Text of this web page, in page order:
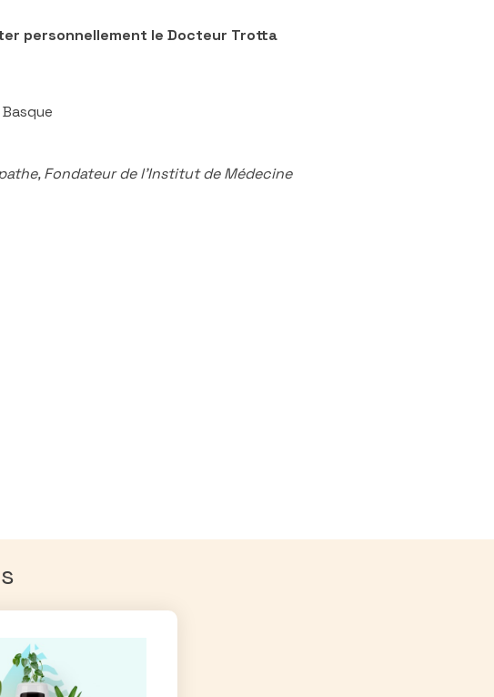
personnellement le Docteur Trotta
Fondateur de l’Institut de Médecine